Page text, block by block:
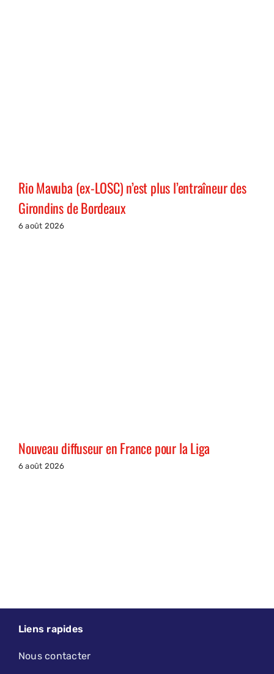
Rio Mavuba (ex-LOSC) n’est plus l’entraîneur des
Girondins de Bordeaux
6 août 2026
Nouveau diffuseur en France pour la Liga
6 août 2026
Liens rapides
Nous contacter